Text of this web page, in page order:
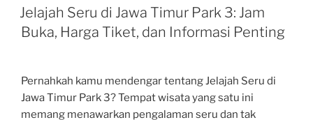
ON
Jelajah Seru di Jawa Timur Park 3: Jam
Buka, Harga Tiket, dan Informasi Penting
Pernahkah kamu mendengar tentang Jelajah Seru di
Jawa Timur Park 3? Tempat wisata yang satu ini
memang menawarkan pengalaman seru dan tak